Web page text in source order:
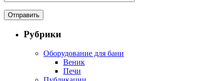
Рубрики
Оборудование для бани
Веник
Печи